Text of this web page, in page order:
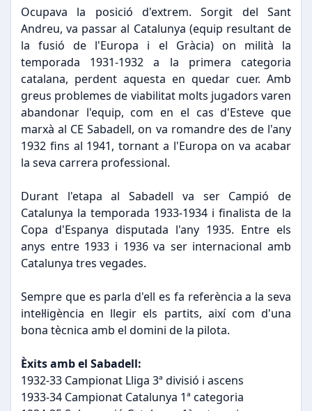
Ocupava la posició d'extrem. Sorgit del Sant
Andreu, va passar al Catalunya (equip resultant de
la fusió de l'Europa i el Gràcia) on milità la
temporada 1931-1932 a la primera categoria
catalana, perdent aquesta en quedar cuer. Amb
greus problemes de viabilitat molts jugadors varen
abandonar l'equip, com en el cas d'Esteve que
marxà al CE Sabadell, on va romandre des de l'any
1932 fins al 1941, tornant a l'Europa on va acabar
la seva carrera professional.
Durant l'etapa al Sabadell va ser Campió de
Catalunya la temporada 1933-1934 i finalista de la
Copa d'Espanya disputada l'any 1935. Entre els
anys entre 1933 i 1936 va ser internacional amb
Catalunya tres vegades.
Sempre que es parla d'ell es fa referència a la seva
intel·ligència en llegir els partits, així com d'una
bona tècnica amb el domini de la pilota.
Èxits amb el Sabadell:
1932-33 Campionat Lliga 3ª divisió i ascens
1933-34 Campionat Catalunya 1ª categoria